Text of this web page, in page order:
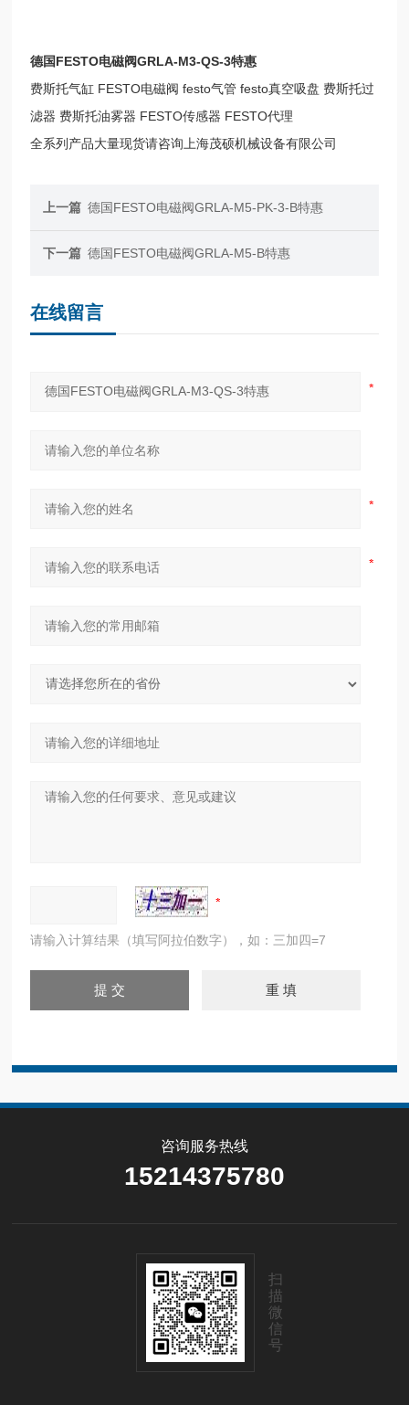
德国FESTO电磁阀GRLA-M3-QS-3特惠
费斯托气缸 FESTO电磁阀 festo气管 festo真空吸盘 费斯托过
滤器 费斯托油雾器 FESTO传感器 FESTO代理
全系列产品大量现货请咨询上海茂硕机械设备有限公司
上一篇 德国FESTO电磁阀GRLA-M5-PK-3-B特惠
下一篇 德国FESTO电磁阀GRLA-M5-B特惠
在线留言
请输入计算结果（填写阿拉伯数字），如：三加四=7
咨询服务热线
15214375780
扫
描
微
信
号